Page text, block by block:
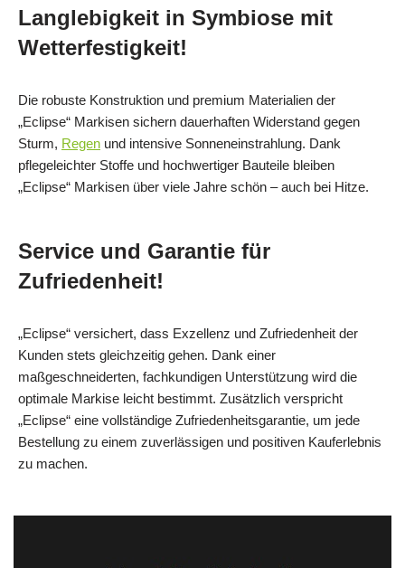
Langlebigkeit in Symbiose mit
Wetterfestigkeit!
Die robuste Konstruktion und premium Materialien der
„Eclipse“ Markisen sichern dauerhaften Widerstand gegen
Sturm, Regen und intensive Sonneneinstrahlung. Dank
pflegeleichter Stoffe und hochwertiger Bauteile bleiben
„Eclipse“ Markisen über viele Jahre schön – auch bei Hitze.
Service und Garantie für
Zufriedenheit!
„Eclipse“ versichert, dass Exzellenz und Zufriedenheit der
Kunden stets gleichzeitig gehen. Dank einer
maßgeschneiderten, fachkundigen Unterstützung wird die
optimale Markise leicht bestimmt. Zusätzlich verspricht
„Eclipse“ eine vollständige Zufriedenheitsgarantie, um jede
Bestellung zu einem zuverlässigen und positiven Kauferlebnis
zu machen.